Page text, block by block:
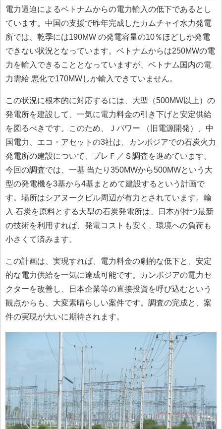
電力逼迫によるベトナムからの電力輸入の低下であるとし
ています。中国の支援で昨年完成したカムチャイ水力発電
所では、乾季には190MW の発電容量の10％ほどしか発電
できない状況となっています。ベトナムからは250MWの電
力を輸入できることとなっていますが、ベトナム国内の電
力需給 悪化で170MWしか輸入できていません。
この状況に根本的に対応するには、大型（500MW以上）の
発電所を建設して、一気に電力料金の引き下げと安定供給
を図るべきです。このため、Ｊパワー （旧電源開発）、中
国電力、エコ・アセットの3社は、カンボジアでの石炭火力
発電所の建設について、プレＦ／Ｓ調査を進めています。
今回の調査では、一基 当たり350MWから500MWという大
型の発電機を3基から4基まとめて建設するという計画で
す。場所はシアヌークビル周辺が有力とされています。輸
入 石炭を原料とする大型の石炭発電所は、日本が持つ最新
の技術を利用すれば、発電コストも安く、環境への負荷も
小さくて済みます。
この計画は、実現すれば、電力料金の劇的な低下と、安定
的な電力供給を一気に達成可能です。カンボジアの電力セ
クターを改善し、日本企業等の直接投資を呼び込むという
観点からも、大変素晴らしい案件です。調査の完成と、案
件の実現が大いに期待されます。